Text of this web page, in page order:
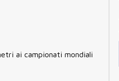
ai campionati mondiali